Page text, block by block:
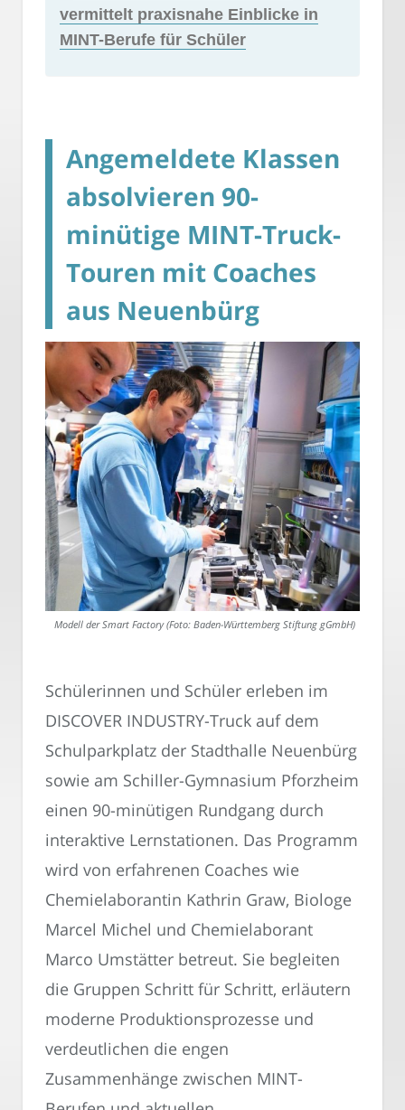
vermittelt praxisnahe Einblicke in
MINT-Berufe für Schüler
Angemeldete Klassen
absolvieren 90-
minütige MINT-Truck-
Touren mit Coaches
aus Neuenbürg
Modell der Smart Factory (Foto: Baden-Württemberg Stiftung gGmbH)
Schülerinnen und Schüler erleben im
DISCOVER INDUSTRY-Truck auf dem
Schulparkplatz der Stadthalle Neuenbürg
sowie am Schiller-Gymnasium Pforzheim
einen 90-minütigen Rundgang durch
interaktive Lernstationen. Das Programm
wird von erfahrenen Coaches wie
Chemielaborantin Kathrin Graw, Biologe
Marcel Michel und Chemielaborant
Marco Umstätter betreut. Sie begleiten
die Gruppen Schritt für Schritt, erläutern
moderne Produktionsprozesse und
verdeutlichen die engen
Zusammenhänge zwischen MINT-